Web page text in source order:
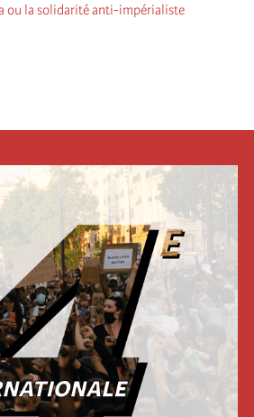
ou la solidarité anti-impérialiste